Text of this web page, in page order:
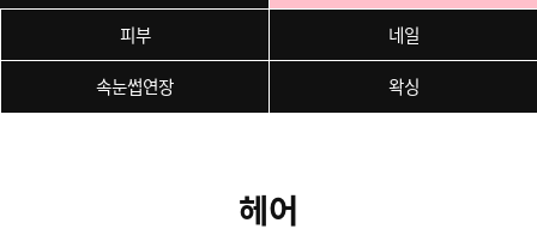
피부
네일
속눈썹연장
왁싱
헤어